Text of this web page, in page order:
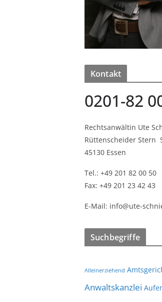
Kontakt
0201-82
Rechtsanwältin Ute
Rüttenscheider Stern
45130 Essen
Tel.: +49 201 82 00 50
Fax: +49 201 23 42 43
E-Mail: info@ute-
Suchbegriffe
Alleinerziehend
Anwaltskanzlei